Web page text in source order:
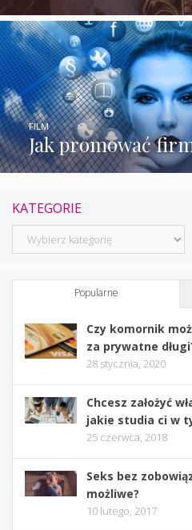
Jak promować
FILM
KATEGORIE
Kategorie
Popularne
Czy komornik
za prywatne
28 stycznia, 2020
Chcesz założyć
jakie studia ci w
25 czerwca, 2018
Seks bez
możliwe?
10 lutego, 2017